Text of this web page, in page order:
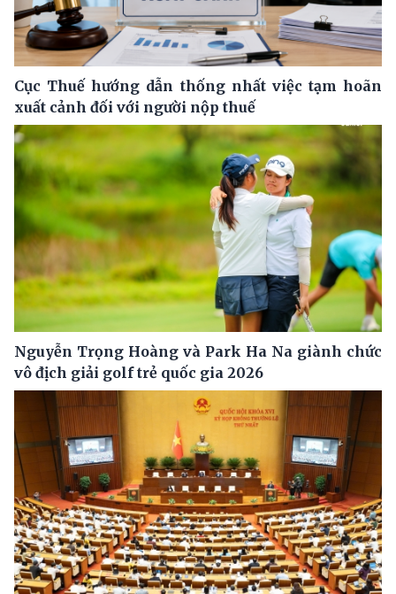
Cục Thuế hướng dẫn thống nhất việc tạm hoãn
xuất cảnh đối với người nộp thuế
Nguyễn Trọng Hoàng và Park Ha Na giành chức
vô địch giải golf trẻ quốc gia 2026